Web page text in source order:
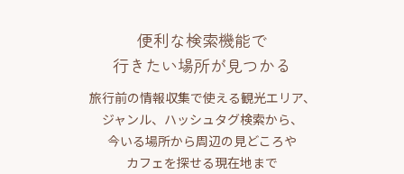
便利な検索機能で
行きたい場所が見つかる
旅行前の情報収集で使える観光エリア、
ジャンル、ハッシュタグ検索から、
今いる場所から周辺の見どころや
カフェを探せる現在地まで